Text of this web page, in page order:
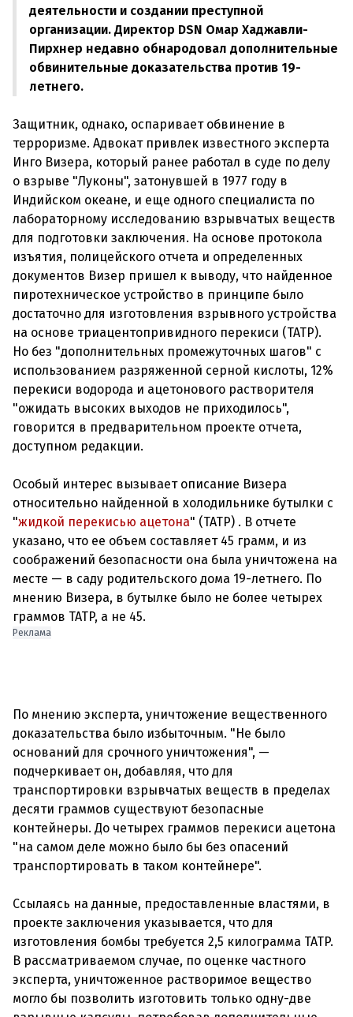
деятельности и создании преступной
организации. Директор DSN Омар Хаджавли-
Пирхнер недавно обнародовал дополнительные
обвинительные доказательства против 19-
летнего.
Защитник, однако, оспаривает обвинение в
терроризме. Адвокат привлек известного эксперта
Инго Визера, который ранее работал в суде по делу
о взрыве "Луконы", затонувшей в 1977 году в
Индийском океане, и еще одного специалиста по
лабораторному исследованию взрывчатых веществ
для подготовки заключения. На основе протокола
изъятия, полицейского отчета и определенных
документов Визер пришел к выводу, что найденное
пиротехническое устройство в принципе было
достаточно для изготовления взрывного устройства
на основе триацентопривидного перекиси (TATP).
Но без "дополнительных промежуточных шагов" с
использованием разряженной серной кислоты, 12%
перекиси водорода и ацетонового растворителя
"ожидать высоких выходов не приходилось",
говорится в предварительном проекте отчета,
доступном редакции.
Особый интерес вызывает описание Визера
относительно найденной в холодильнике бутылки с
"жидкой перекисью ацетона" (TATP) . В отчете
указано, что ее объем составляет 45 грамм, и из
соображений безопасности она была уничтожена на
месте — в саду родительского дома 19-летнего. По
мнению Визера, в бутылке было не более четырех
граммов TATP, а не 45.
Реклама
По мнению эксперта, уничтожение вещественного
доказательства было избыточным. "Не было
оснований для срочного уничтожения", —
подчеркивает он, добавляя, что для
транспортировки взрывчатых веществ в пределах
десяти граммов существуют безопасные
контейнеры. До четырех граммов перекиси ацетона
"на самом деле можно было бы без опасений
транспортировать в таком контейнере".
Ссылаясь на данные, предоставленные властями, в
проекте заключения указывается, что для
изготовления бомбы требуется 2,5 килограмма TATP.
В рассматриваемом случае, по оценке частного
эксперта, уничтоженное растворимое вещество
могло бы позволить изготовить только одну-две